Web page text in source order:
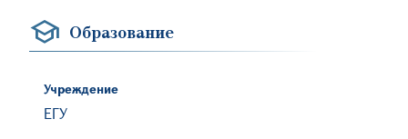
Образование
Учреждение
ЕГУ